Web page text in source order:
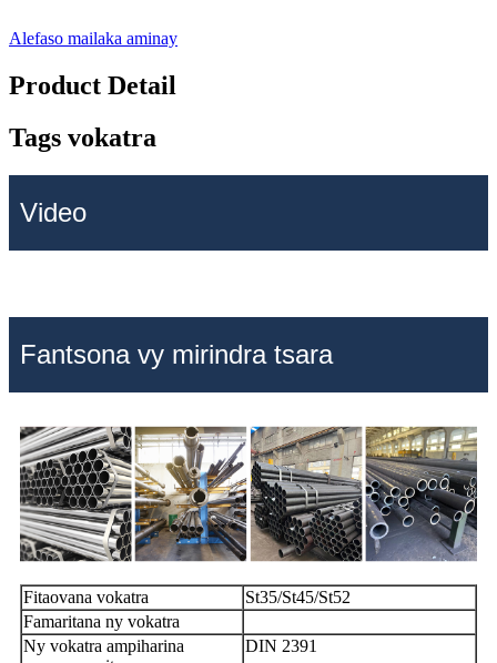
Alefaso mailaka aminay
Product Detail
Tags vokatra
Video
Fantsona vy mirindra tsara
Fitaovana vokatra
St35/St45/St52
Famaritana ny vokatra
Ny vokatra ampiharina
DIN 2391